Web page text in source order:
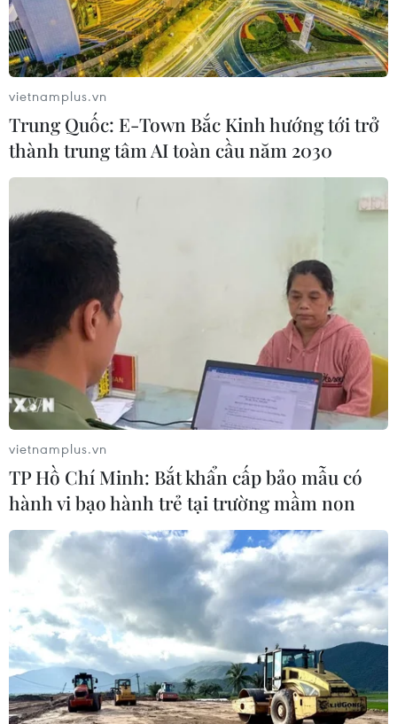
Tiếp tục xét hỏi các bị cáo trong vụ gian
23/05/2020 12:41
Tại tòa, về danh sách Yến chuyển cho bị cáo Nga có
ghi số điểm cần phải nâng, Yến cho rằng trong quá
trình điều tra bị cáo bị cơ quan điều tra ép cung nên
khai một số nội dung không chính xác.
Vụ gian lận điểm thi ở Sơn La: Đề nghị
mức án cao nhất tới 25 năm tù
24/05/2020 11:26
vietnamplus.vn
Trung Quốc: E-Town Bắc Kinh hướng tới trở
thành trung tâm AI toàn cầu năm 2030
vietnamplus.vn
TP Hồ Chí Minh: Bắt khẩn cấp bảo mẫu có
hành vi bạo hành trẻ tại trường mầm non